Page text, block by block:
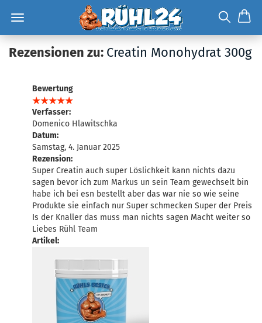
Rezensionen zu: Creatin Monohydrat 300g
Bewertung
Verfasser:
Domenico Hlawitschka
Datum:
Samstag, 4. Januar 2025
Rezension:
Super Creatin auch super Löslichkeit kann nichts dazu
sagen bevor ich zum Markus un sein Team gewechselt bin
habe ich bei esn bestellt aber das war nie so wie seine
Produkte sie einfach nur Super schmecken Super der Preis
Is der Knaller das muss man nichts sagen Macht weiter so
Liebes Rühl Team
Artikel: